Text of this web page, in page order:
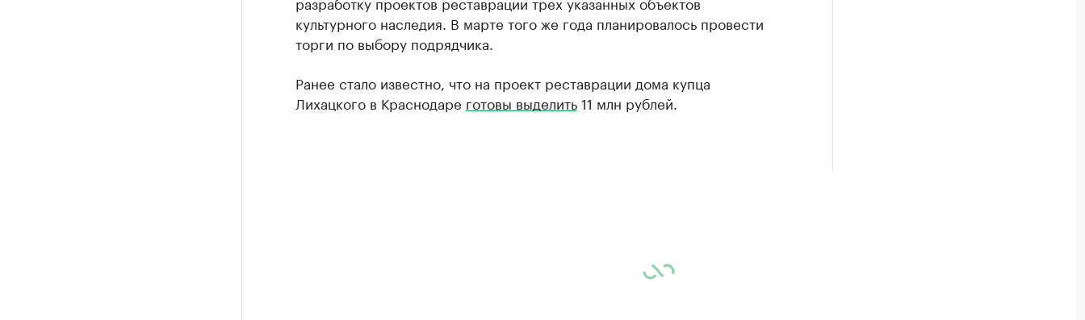
культурного наследия. В марте того же года планировалось провести
торги по выбору подрядчика.
Ранее стало известно, что на проект реставрации дома купца
Лихацкого в Краснодаре готовы выделить11 млн рублей.